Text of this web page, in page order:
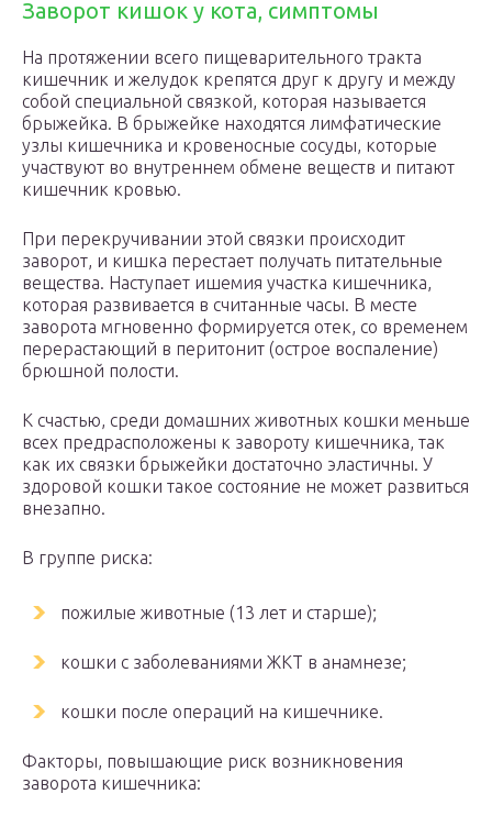
Заворот кишок у кота, симптомы
На протяжении всего пищеварительного тракта
кишечник и желудок крепятся друг к другу и между
собой специальной связкой, которая называется
брыжейка. В брыжейке находятся лимфатические
узлы кишечника и кровеносные сосуды, которые
участвуют во внутреннем обмене веществ и питают
кишечник кровью.
При перекручивании этой связки происходит
заворот, и кишка перестает получать питательные
вещества. Наступает ишемия участка кишечника,
которая развивается в считанные часы. В месте
заворота мгновенно формируется отек, со временем
перерастающий в перитонит (острое воспаление)
брюшной полости.
К счастью, среди домашних животных кошки меньше
всех предрасположены к завороту кишечника, так
как их связки брыжейки достаточно эластичны. У
здоровой кошки такое состояние не может развиться
внезапно.
В группе риска:
пожилые животные (13 лет и старше);
кошки с заболеваниями ЖКТ в анамнезе;
кошки после операций на кишечнике.
Факторы, повышающие риск возникновения
заворота кишечника: